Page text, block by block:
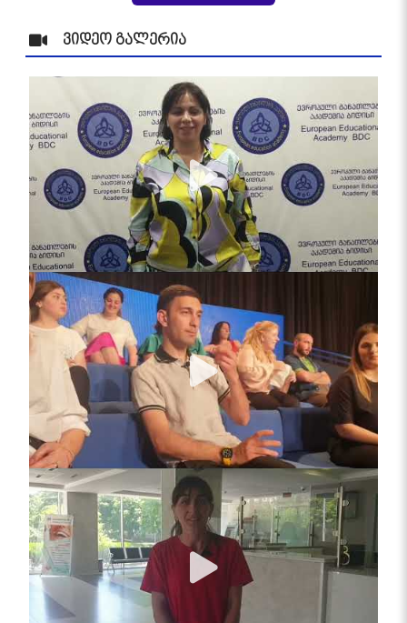
ვიდეო გალერია